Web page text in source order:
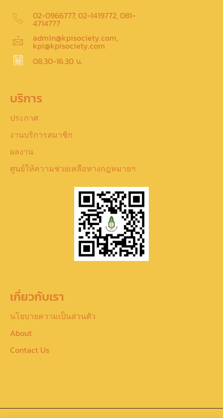
02-0966777, 02-1419772, 081-
4714777
admin@kpisociety.com,
kpi@kpisociety.com
08.30-16.30 น.
บริการ
ประกาศ
งานบริการสมาชิก
ผลงาน
ศูนย์ให้ความช่วยเหลือทางกฎหมายฯ
เกี่ยวกับเรา
นโยบายความเป็นส่วนตัว
About
Contact Us